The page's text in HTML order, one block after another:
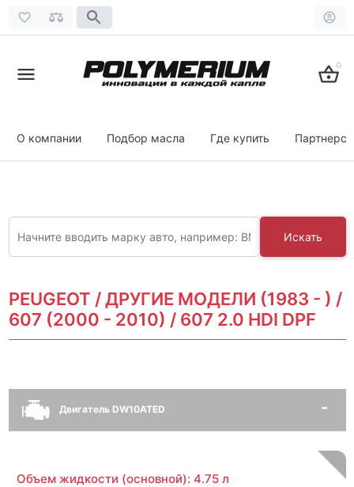
0
О компании Подбор масла Где купить
Искать
PEUGEOT / ДРУГИЕ МОДЕЛИ (1983 - ) /
607 (2000 - 2010) / 607 2.0 HDI DPF
Двигатель DW10ATED
Объем жидкости (основной): 4.75 л